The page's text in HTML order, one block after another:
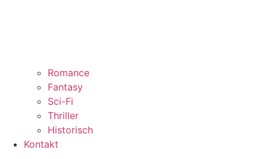
Romance
Fantasy
Sci-Fi
Thriller
Historisch
Kontakt